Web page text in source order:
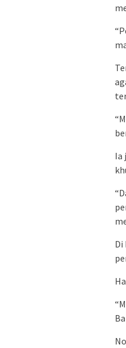
Ia
Di